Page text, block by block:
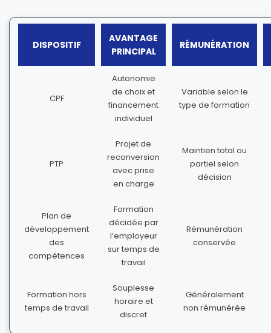
DISPOSITIF
AVANTAGE
PRINCIPAL
RÉMUNÉRATION
CPF
Autonomie
de choix et
financement
individuel
Variable selon le
type de formation
PTP
Projet de
reconversion
avec prise
en charge
Maintien total ou
partiel selon
décision
Plan de
développement
des
compétences
Formation
décidée par
l’employeur
sur temps de
travail
Rémunération
conservée
Formation hors
temps de travail
Souplesse
horaire et
discret
Généralement
non rémunérée